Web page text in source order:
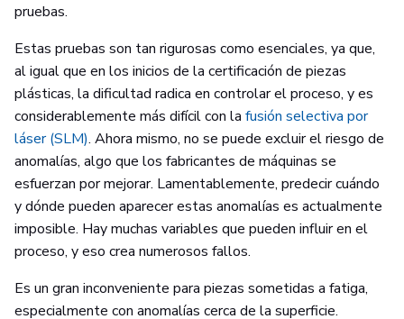
pruebas.
Estas pruebas son tan rigurosas como esenciales, ya que,
al igual que en los inicios de la certificación de piezas
plásticas, la dificultad radica en controlar el proceso, y es
considerablemente más difícil con la fusión selectiva por
láser (SLM). Ahora mismo, no se puede excluir el riesgo de
anomalías, algo que los fabricantes de máquinas se
esfuerzan por mejorar. Lamentablemente, predecir cuándo
y dónde pueden aparecer estas anomalías es actualmente
imposible. Hay muchas variables que pueden influir en el
proceso, y eso crea numerosos fallos.
Es un gran inconveniente para piezas sometidas a fatiga,
especialmente con anomalías cerca de la superficie.